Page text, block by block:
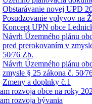
Obstarávanie novej UPD
Posudzovanie vplyvov na
Koncept UPN obce
Návrh Územného plánu
pred prerokovaním v
50⁄76 Zb.
Návrh Územného plánu
zmysle § 25 zákona č.
Zmeny a doplnky č.1
rozvoja obce na roky
rozvoja bývania